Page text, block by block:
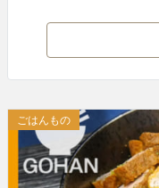
ごはんもの